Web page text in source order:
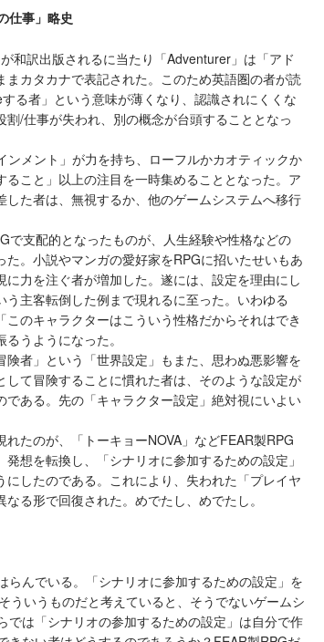
仕事」略史
和訳出版されるに当たり「Adventurer」は「アド
まカタカナで表記された。このため英語圏の者が読
る者」という意味が薄くなり、認識されにくくな
割/仕事が失われ、別の概念が台頭することとなっ
ンメント」が力を持ち、ローフルかカオティックか
ること」以上の注目を一時集めることとなった。ア
した者は、無視するか、他のゲームシステムへ移行
で支配的となったものが、人生経験や性格などの
た。小説やマンガの愛好家をRPGに招いたせいもあ
に力を注ぐ者が増加した。遂には、設定を理由にし
う主客転倒した例まで現れるに至った。いわゆる
このキャラクターはこういう性格だからそれはでき
うようになった。
険者」という「世界設定」もまた、思わぬ悪影響を
して冒険することに慣れた者は、そのような設定が
である。先の「キャラクター設定」絶対視にいよい
たのが、「トーキョーNOVA」などFEAR製RPG
想を転換し、「シナリオに参加するための設定」
にしたのである。これにより、失われた「プレイヤ
る形で回復された。めでたし、めでたし。
らんでいる。「シナリオに参加するための設定」を
ういうものだと考えていると、そうでないゲームシ
では「シナリオの参加するための設定」は自分で作